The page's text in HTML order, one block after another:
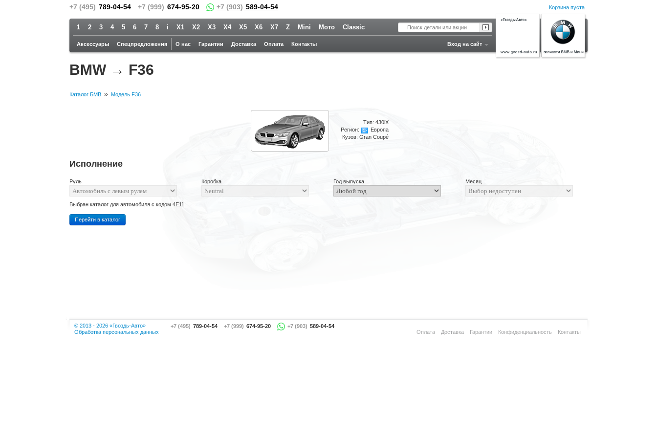
+7 (495) 789-04-54 +7 (999) 674-95-20 +7 (903) 589-04-54 Корзина пуста
1 2 3 4 5 6 7 8 i X1 X2 X3 X4 X5 X6 X7 Z Mini Мото Classic Поиск детали или акции
Аксессуары Спецпредложения О нас Гарантии Доставка Оплата Контакты Вход на сайт
BMW → F36
Каталог БМВ » Модель F36
Тип: 430iX
Регион:
Европа
Кузов: Gran Coupé
Исполнение
Руль Коробка Год выпуска Месяц
Выбран каталог для автомобиля с кодом 4E11
Перейти в каталог
© 2013 - 2026 «Гвоздь-Авто»
Обработка персональных данных
+7 (495) 789-04-54 +7 (999) 674-95-20 +7 (903) 589-04-54
Контакты
Конфиденциальность
Гарантии
Доставка
Оплата